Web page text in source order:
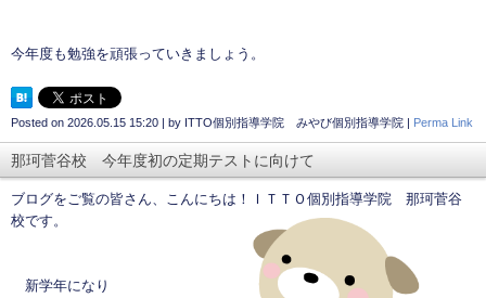
今年度も勉強を頑張っていきましょう。
Posted on 2026.05.15 15:20 by ITTO個別指導学院 みやび個別指導学院 Perma Link
那珂菅谷校 今年度初の定期テストに向けて
ブログをご覧の皆さん、こんにちは！ＩＴＴＯ個別指導学院 那珂菅谷
校です。
新学年になり